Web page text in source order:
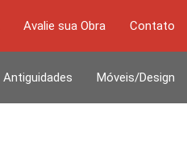
Avalie sua Obra Contato
Antiguidades Móveis/Design